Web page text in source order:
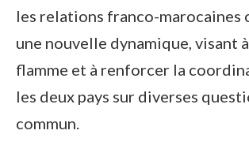
les relations franco-marocaines
une nouvelle dynamique, visant
flamme et à renforcer la
les deux pays sur diverses
commun.